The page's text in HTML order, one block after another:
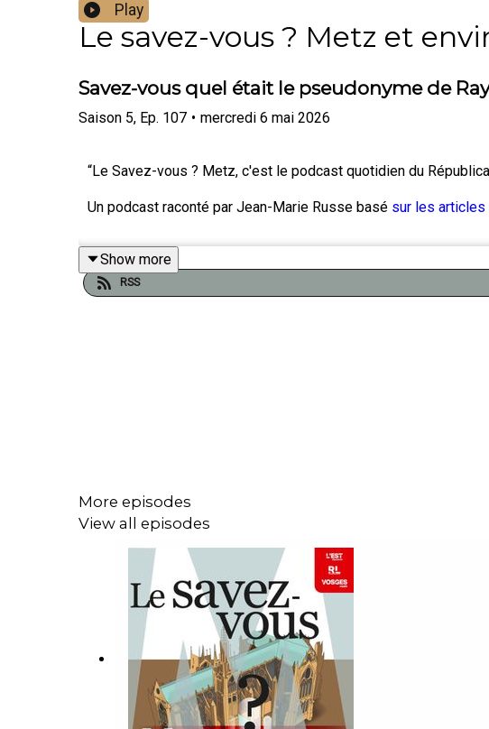
Play
Le savez-vous ? Metz et
Savez-vous quel était le pseudonyme de
Saison 5, Ep. 107 • mercredi 6 mai 2026
“Le Savez-vous ? Metz, c'est le podcast quotidien du
Un podcast raconté par Jean-Marie Russe basé sur les
Show more
RSS
More episodes
View all episodes